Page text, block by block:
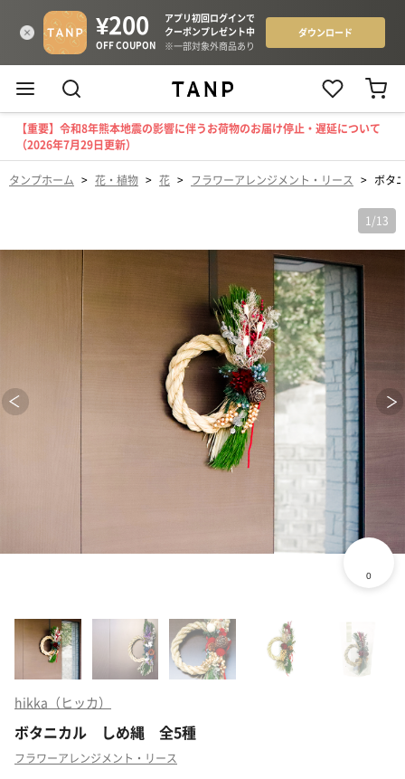
【重要】令和8年熊本地震の影響に伴うお荷物のお届け停止・遅延について
（2026年7月29日更新）
タンプホーム > 花・植物 > 花 > フラワーアレンジメント・リース > ボタ
1 /13
hikka（ヒッカ）
ボタニカル しめ縄 全5種
フラワーアレンジメント・リース